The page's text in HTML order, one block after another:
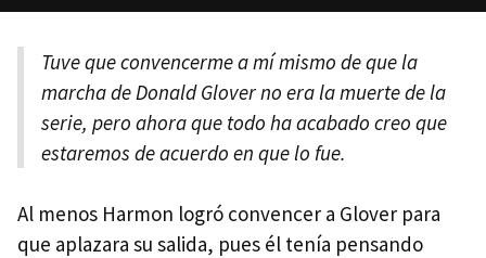
Tuve que convencerme a mí mismo de que la
marcha de Donald Glover no era la muerte de la
serie, pero ahora que todo ha acabado creo que
estaremos de acuerdo en que lo fue.
Al menos Harmon logró convencer a Glover para
que aplazara su salida, pues él tenía pensando